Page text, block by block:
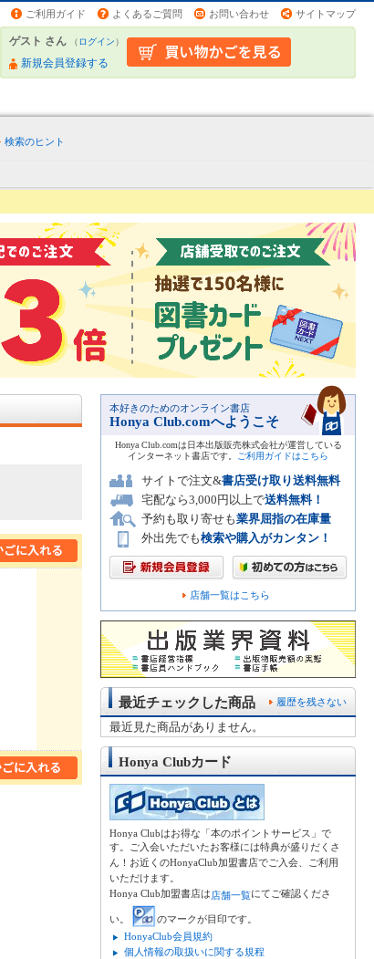
ご利用ガイド よくあるご質問 お問い合わせ サイトマップ
ゲスト さん （ログイン）
新規会員登録する
検索のヒント
本好きのためのオンライン書店
Honya Club.comへようこそ
Honya Club.comは日本出版販売株式会社が運営している
インターネット書店です。
ご利用ガイドはこちら
サイトで注文&書店受け取り送料無料
宅配なら3,000円以上で送料無料！
予約も取り寄せも業界屈指の在庫量
外出先でも検索や購入がカンタン！
店舗一覧はこちら
履歴を残さない
最近チェックした商品
最近見た商品がありません。
Honya Clubカード
Honya Clubはお得な「本のポイントサービス」で
す。ご入会いただいたお客様には特典が盛りだくさ
ん！お近くのHonyaClub加盟書店でご入会、ご利用
いただけます。
Honya Club加盟書店は店舗一覧にてご確認くださ
い。
のマークが目印です。
HonyaClub会員規約
個人情報の取扱いに関する規程